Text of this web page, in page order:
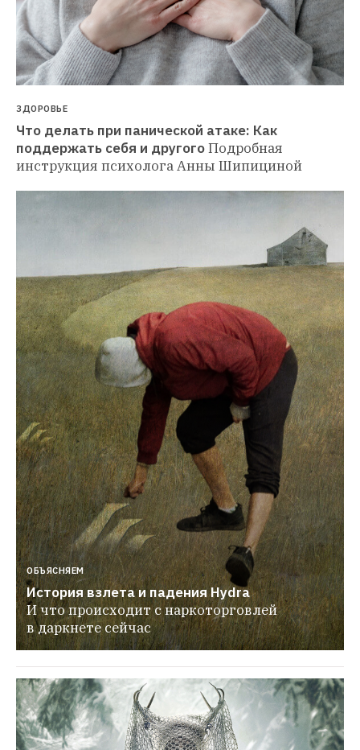
ЗДОРОВЬЕ
Что делать при панической атаке: Как
поддержать себя и другогоПодробная
инструкция психолога Анны Шипициной
ОБЪЯСНЯЕМ
История взлета и падения Hydra
И что происходит с наркоторговлей
в даркнете сейчас